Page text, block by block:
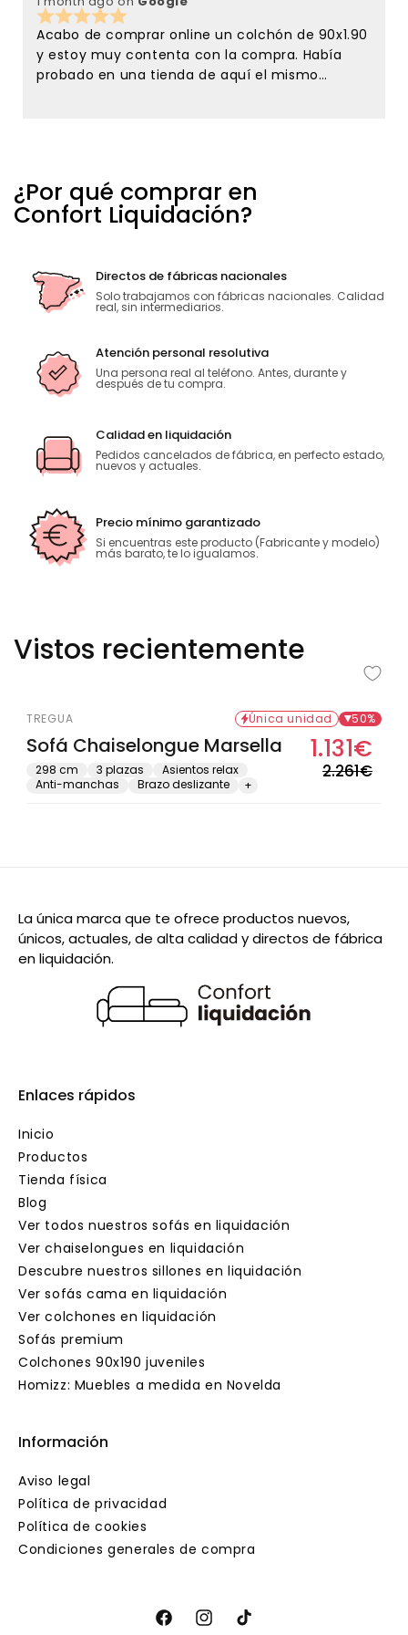
Acabo de comprar online un colchón de 90x1.90
y estoy muy contenta con la compra. Había
probado en una tienda de aquí el mismo
recibida . Tanto Javier como Ana desde el
primer momento han sido muy amables y
recomendar. El que una empresa siga adelante
no solo depende de los precios sino de la gente
que la atiende. Muchas gracias.
¿Por qué comprar en
Confort Liquidación?
Directos de fábricas nacionales
Solo trabajamos con fábricas nacionales. Calidad
real, sin intermediarios.
Atención personal resolutiva
Una persona real al teléfono. Antes, durante y
después de tu compra.
Calidad en liquidación
Pedidos cancelados de fábrica, en perfecto estado,
nuevos y actuales.
Precio mínimo garantizado
Si encuentras este producto (Fabricante y modelo)
más barato, te lo igualamos.
Vistos recientemente
Oferta solo en tienda física
TREGUA Única unidad 50%
Sofá Chaiselongue Marsella
298 cm 3 plazas
Asientos relax
Anti-manchas
Brazo deslizante +
2.261€de
1.131€
La única marca que te ofrece productos nuevos,
únicos, actuales, de alta calidad y directos de fábrica
en liquidación.
Enlaces rápidos
Inicio
Productos
Tienda física
Blog
Ver todos nuestros sofás en liquidación
Ver chaiselongues en liquidación
Descubre nuestros sillones en liquidación
Ver sofás cama en liquidación
Ver colchones en liquidación
Sofás premium
Colchones 90x190 juveniles
Homizz: Muebles a medida en Novelda
Información
Aviso legal
Política de privacidad
Política de cookies
Condiciones generales de compra
FacebookInstagram
TikTok